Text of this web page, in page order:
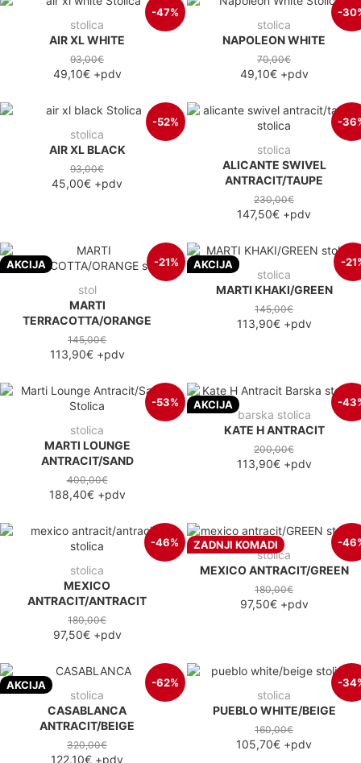
-47%
stolica
AIR XL WHITE
93,00€
49,10€+pdv
-
stolica
NAPOLEON WHITE
70,00€
49,10€+pdv
-52%
stolica
AIR XL BLACK
93,00€
45,00€ +pdv
-
stolica
ALICANTE SWIVEL
ANTRACIT/TAUPE
230,00€
147,50€ +pdv
AKCIJA -21%
stol
MARTI
TERRACOTTA/ORANGE
145,00€
113,90€+pdv
AKCIJA -
stolica
MARTI KHAKI/GREEN
145,00€
113,90€+pdv
-53%
stolica
MARTI LOUNGE
ANTRACIT/SAND
400,00€
188,40€+pdv
AKCIJA -
barska stolica
KATE H ANTRACIT
200,00€
113,90€+pdv
-46%
stolica
MEXICO
ANTRACIT/ANTRACIT
180,00€
97,50€+pdv
ZADNJI KOMADI -
stolica
MEXICO ANTRACIT/GREEN
180,00€
97,50€+pdv
AKCIJA -62%
stolica
CASABLANCA
ANTRACIT/BEIGE
320,00€
122,10€ +pdv
-
stolica
PUEBLO WHITE/BEIGE
160,00€
105,70€ +pdv